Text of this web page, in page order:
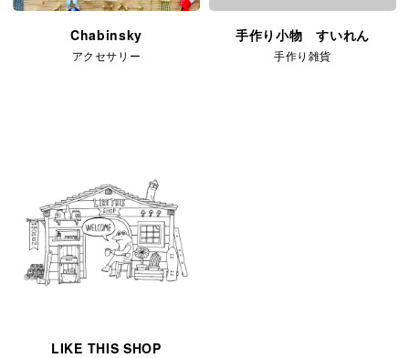
Chabinsky
アクセサリー
手作り小物 すいれん
手作り雑貨
LIKE THIS SHOP